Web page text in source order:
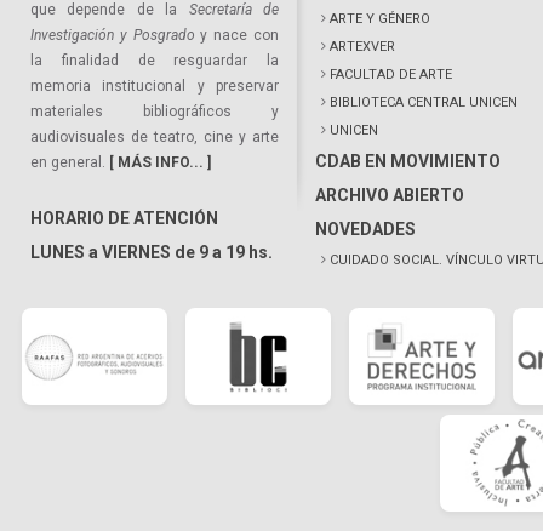
que depende de la Secretaría de
Investigación y Posgrado y nace con
la finalidad de resguardar la
memoria institucional y preservar
materiales bibliográficos y
audiovisuales de teatro, cine y arte
en general. [ MÁS INFO... ]
HORARIO DE ATENCIÓN
LUNES a VIERNES de 9 a 19 hs.
ARTE Y GÉNERO
ARTEXVER
FACULTAD DE ARTE
BIBLIOTECA CENTRAL UNICEN
UNICEN
CDAB EN MOVIMIENTO
ARCHIVO ABIERTO
NOVEDADES
CUIDADO SOCIAL. VÍNCULO